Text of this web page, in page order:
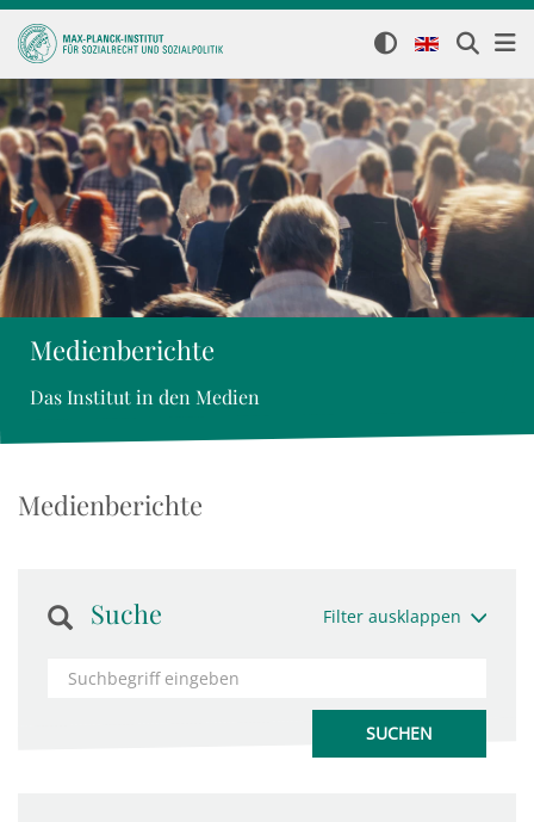
Medienberichte
Das Institut in den Medien
Medienberichte
Suche Filter ausklappen